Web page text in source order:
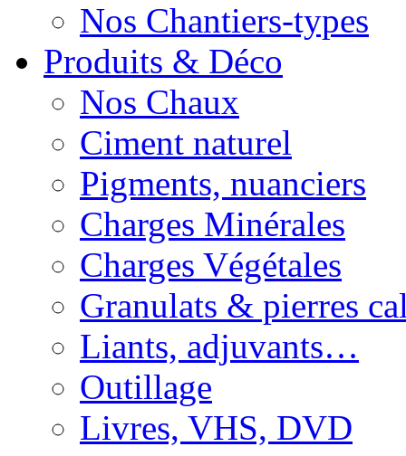
Nos Chantiers-types
Produits & Déco
Nos Chaux
Ciment naturel
Pigments, nuanciers
Charges Minérales
Charges Végétales
Granulats & pierres
Liants, adjuvants…
Outillage
Livres, VHS, DVD